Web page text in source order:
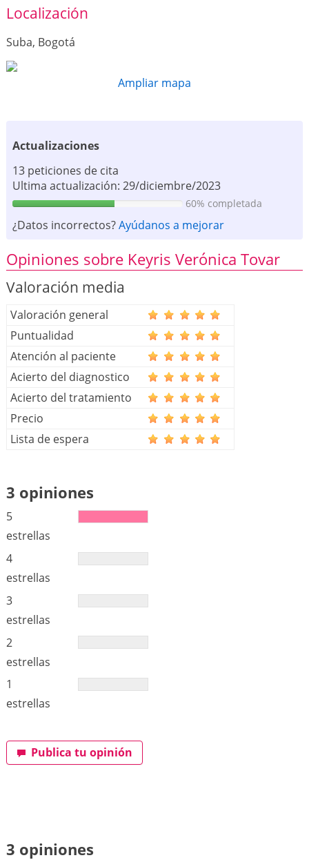
Localización
Suba, Bogotá
Ampliar mapa
Actualizaciones
13 peticiones de cita
Ultima actualización: 29/diciembre/2023
60% completada
¿Datos incorrectos?Ayúdanos a mejorar
Opiniones sobre Keyris Verónica Tovar
Valoración media
Valoración general
Puntualidad
Atención al paciente
Acierto del diagnostico
Acierto del tratamiento
Precio
Lista de espera
3 opiniones
5
estrellas
4
estrellas
3
estrellas
2
estrellas
1
estrellas
Publica tu opinión
3 opiniones